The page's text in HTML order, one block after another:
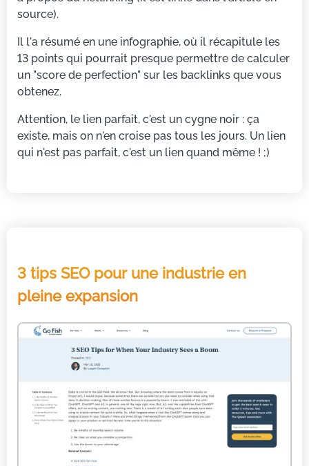
source).
Il l'a résumé en une infographie, où il récapitule les
13 points qui pourrait presque permettre de calculer
un "score de perfection" sur les backlinks que vous
obtenez.
Attention, le lien parfait, c'est un cygne noir : ça
existe, mais on n'en croise pas tous les jours. Un lien
qui n'est pas parfait, c'est un lien quand même ! ;)
3 tips SEO pour une industrie en
pleine expansion